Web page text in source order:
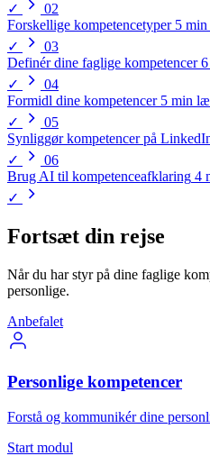
✓
02
Forskellige kompetencetyper 5
✓
03
Definér dine faglige kompetencer
✓
04
Formidl dine kompetencer 5 min
✓
05
Synliggør kompetencer på
✓
06
Brug AI til kompetenceafklaring 4
✓
Fortsæt din rejse
Når du har styr på dine faglige
personlige.
Anbefalet
Personlige kompetencer
Forstå og kommunikér dine
Start modul